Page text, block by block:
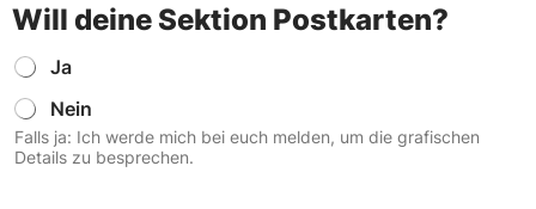
Will deine Sektion Postkarten?
W
l
l
d
Ja
Nein
Falls ja: Ich werde mich bei euch melden, um die grafischen
Details zu besprechen.